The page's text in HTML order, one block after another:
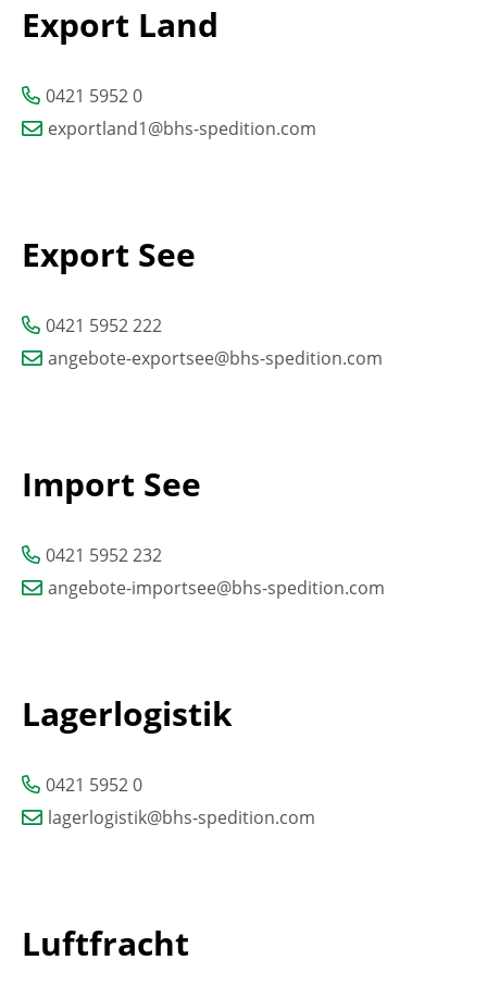
Export Land
0421 5952 0
exportland1@bhs-spedition.com
Export See
0421 5952 222
angebote-exportsee@bhs-spedition.com
Import See
0421 5952 232
angebote-importsee@bhs-spedition.com
Lagerlogistik
0421 5952 0
lagerlogistik@bhs-spedition.com
Luftfracht